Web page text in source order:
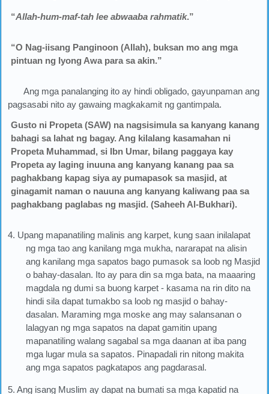
“Allah-hum-maf-tah lee abwaaba rahmatik.”
“O Nag-iisang Panginoon (Allah), buksan mo ang mga
pintuan ng Iyong Awa para sa akin.”
Ang mga panalanging ito ay hindi obligado, gayunpaman ang
pagsasabi nito ay gawaing magkakamit ng gantimpala.
Gusto ni Propeta (SAW) na nagsisimula sa kanyang kanang
bahagi sa lahat ng bagay. Ang kilalang kasamahan ni
Propeta Muhammad, si Ibn Umar, bilang paggaya kay
Propeta ay laging inuuna ang kanyang kanang paa sa
paghakbang kapag siya ay pumapasok sa masjid, at
ginagamit naman o nauuna ang kanyang kaliwang paa sa
paghakbang paglabas ng masjid. (Saheeh Al-Bukhari).
4. Upang mapanatiling malinis ang karpet, kung saan inilalapat
ng mga tao ang kanilang mga mukha, nararapat na alisin
ang kanilang mga sapatos bago pumasok sa loob ng Masjid
o bahay-dasalan. Ito ay para din sa mga bata, na maaaring
magdala ng dumi sa buong karpet - kasama na rin dito na
hindi sila dapat tumakbo sa loob ng masjid o bahay-
dasalan. Maraming mga moske ang may salansanan o
lalagyan ng mga sapatos na dapat gamitin upang
mapanatiling walang sagabal sa mga daanan at iba pang
mga lugar mula sa sapatos. Pinapadali rin nitong makita
ang mga sapatos pagkatapos ang pagdarasal.
5. Ang isang Muslim ay dapat na bumati sa mga kapatid na